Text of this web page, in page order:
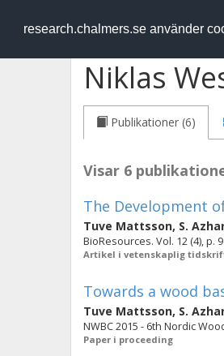
research.chalmers.se använder
RESEARCH
Niklas
Publikationer (6)
Visar 6
The Development
Tuve Mattsson, S.
BioResources. Vol. 12 (4), p.
Artikel i vetenskaplig
Towards a wood
Tuve Mattsson, S.
NWBC 2015 - 6th Nordic
Paper i proceeding